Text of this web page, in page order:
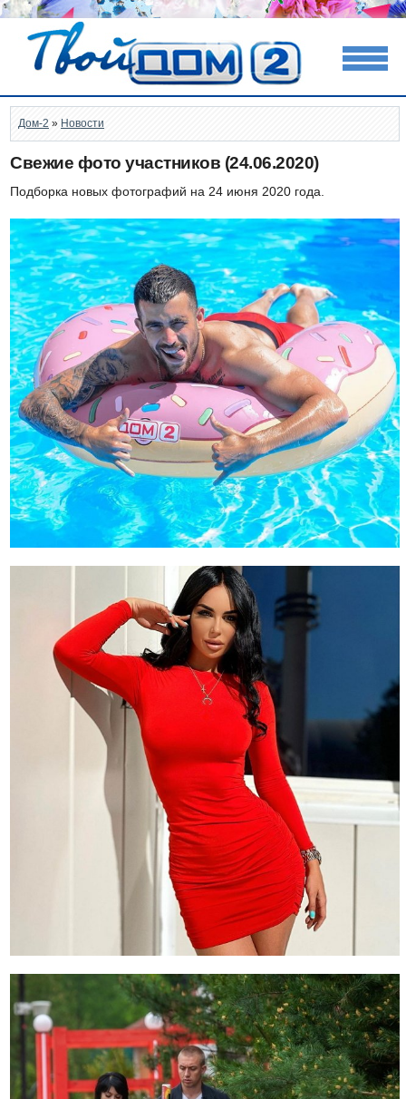
Дом-2 » Новости
Свежие фото участников (24.06.2020)
Подборка новых фотографий на 24 июня 2020 года.